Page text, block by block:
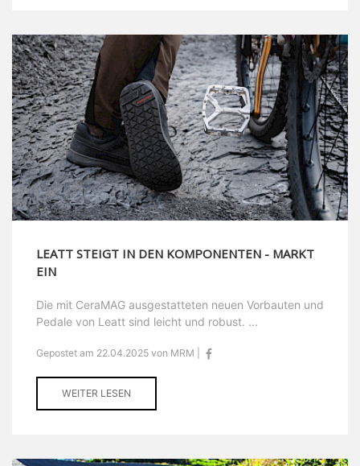
LEATT STEIGT IN DEN KOMPONENTEN - MARKT
EIN
Die mit CeraMAG ausgestatteten neuen Vorbauten und
Pedale von Leatt sind leicht und robust. ...
Gepostet am 22.04.2025 von MRM |
WEITER LESEN